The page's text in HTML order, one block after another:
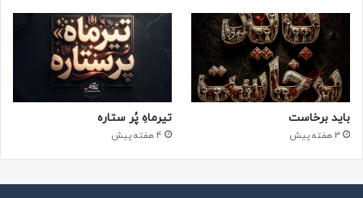
باید برخاست
3 هفته پیش
تیرماهِ پُر ستاره
4 هفته پیش